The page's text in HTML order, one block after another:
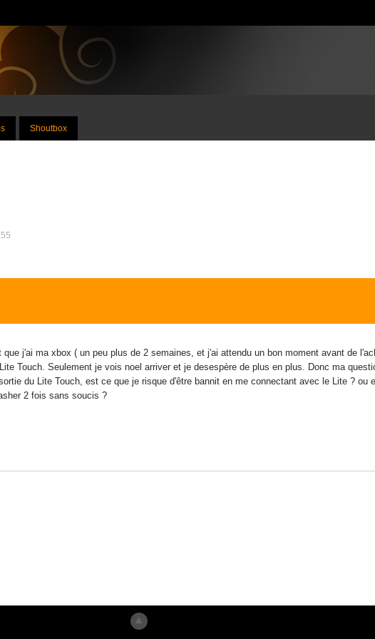
Shoutbox
j'ai ma xbox ( un peu plus de 2 semaines, et j'ai attendu un bon moment avant de
Touch. Seulement je vois noel arriver et je desespère de plus en plus. Donc ma
du Lite Touch, est ce que je risque d'être bannit en me connectant avec le Lite ? ou
2 fois sans soucis ?